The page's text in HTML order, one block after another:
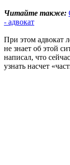
Читайте также:
- адвокат
При этом адвокат
не знает об этой
написал, что
узнать насчет